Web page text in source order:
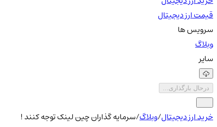
قیمت ارز دیجیتال
سرویس ها
وبلاگ
سایر
درحال بارگذاری...
خرید ارز دیجیتال/وبلاگ/سرمایه گذاران چین لینک توجه کنند !